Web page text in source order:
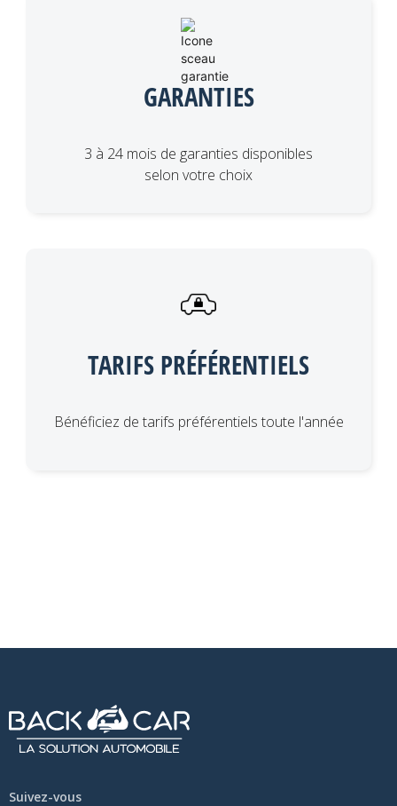
GARANTIES
3 à 24 mois de garanties disponibles
selon votre choix
TARIFS PRÉFÉRENTIELS
Bénéficiez de tarifs préférentiels toute l'année
Suivez-vous